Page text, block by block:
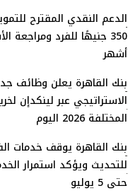
أشهر
بنك القاهرة يعلن وظائف
الاستراتيجي عبر لينكدإن
المختلفة 2026 اليوم
للتحديث ويؤكد استمرار
حتى 5 يوليو